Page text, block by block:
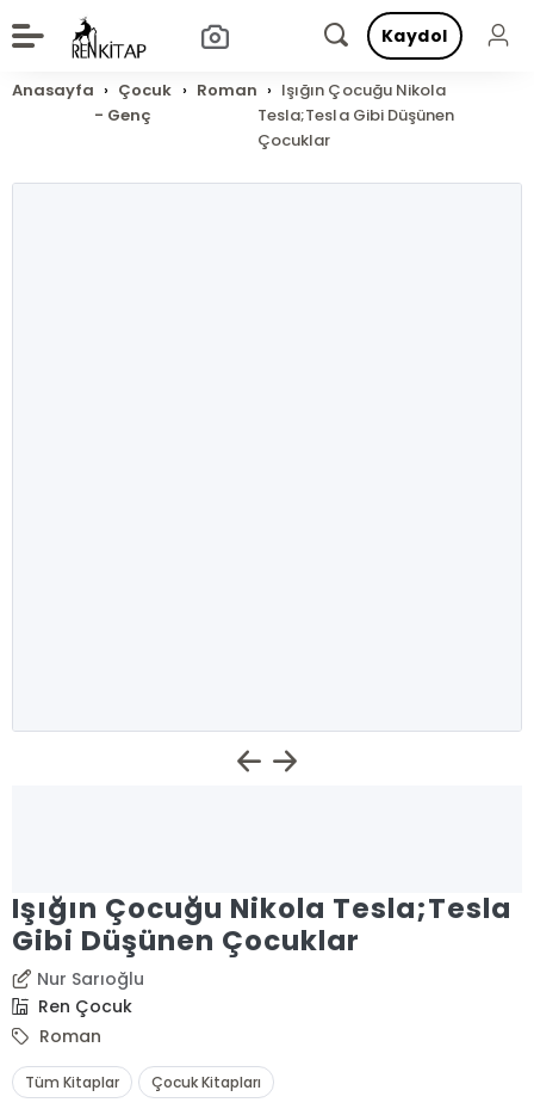
Kaydol
Anasayfa
Çocuk
- Genç
Roman
Işığın Çocuğu Nikola
Tesla;Tesla Gibi Düşünen
Çocuklar
Işığın Çocuğu Nikola Tesla;Tesla
Gibi Düşünen Çocuklar
Nur Sarıoğlu
Ren Çocuk
Roman
Tüm Kitaplar Çocuk Kitapları